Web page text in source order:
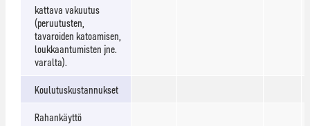
kattava vakuutus
(peruutusten,
tavaroiden katoamisen,
loukkaantumisten jne.
varalta).
Koulutuskustannukset
Rahankäyttö